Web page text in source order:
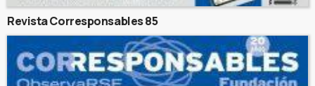
Revista Corresponsables 85